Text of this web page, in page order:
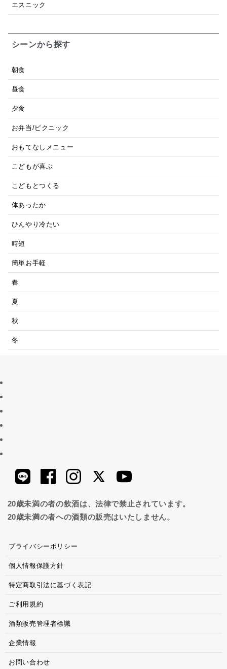
エスニック
シーンから探す
朝食
昼食
夕食
お弁当/ピクニック
おもてなしメニュー
こどもが喜ぶ
こどもとつくる
体あったか
ひんやり冷たい
時短
簡単お手軽
春
夏
秋
冬
20歳未満の者の飲酒は、法律で禁止されています。
20歳未満の者への酒類の販売はいたしません。
プライバシーポリシー
個人情報保護方針
特定商取引法に基づく表記
ご利用規約
酒類販売管理者標識
企業情報
お問い合わせ